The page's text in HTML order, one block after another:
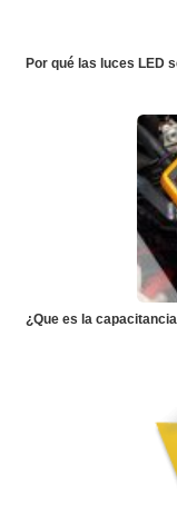
Por qué las luces LED
¿Que es la